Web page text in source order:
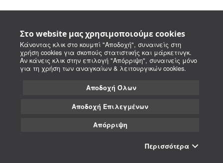
Στο website μας χρησιμοποιούμε cookies
Κάνοντας κλικ στο κουμπί "Αποδοχή", συναινείς στη
χρήση cookies για σκοπούς στατιστικής και μάρκετινγκ.
Αν κάνεις κλικ στην επιλογή "Απόρριψη", συναινείς μόνο
για τη χρήση των αναγκαίων & λειτουργικών cookies.
Αποδοχή Όλων
Αποδοχή Επιλεγμένων
Απόρριψη
Περισσότερα